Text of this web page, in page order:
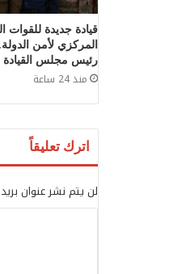
قيادة جديدة للقوات
المركزي لأمن
رئيس مجلس القيادة
منذ 24 ساعة
اترك تعليقاً
لن يتم نشر عنوان